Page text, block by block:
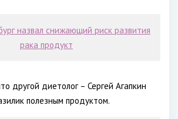
назвал снижающий риск развития
рака продукт
другой диетолог – Сергей Агапкин
полезным продуктом.